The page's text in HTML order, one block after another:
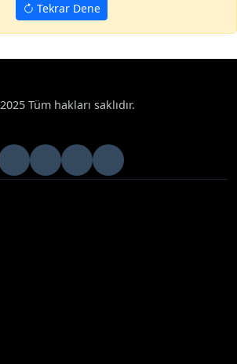
Tekrar Dene
Tüm hakları saklıdır.